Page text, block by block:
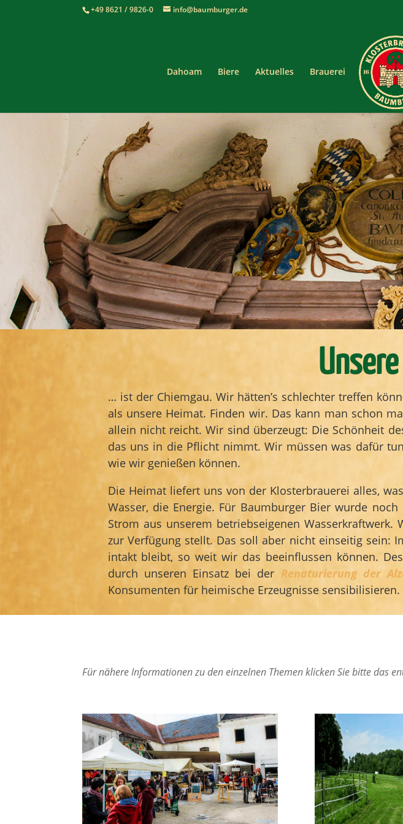
+49 8621 / 9826-0 info@baumburger.de
Dahoam Biere Aktuelles Brauerei
… ist der Chiemgau. Wir hätten’s schlechter treffen
als unsere Heimat. Finden wir. Das kann man schon
allein nicht reicht. Wir sind überzeugt: Die Schönheit
das uns in die Pflicht nimmt. Wir müssen was dafür
wie wir genießen können.
Die Heimat liefert uns von der Klosterbrauerei alles,
Wasser, die Energie. Für Baumburger Bier wurde
Strom aus unserem betriebseigenen
zur Verfügung stellt. Das soll aber nicht einseitig sein:
intakt bleibt, so weit wir das beeinflussen können.
durch unseren Einsatz bei der Renaturierung der
Konsumenten für heimische Erzeugnisse
Für nähere Informationen zu den einzelnen Themen klicken Sie bitte das